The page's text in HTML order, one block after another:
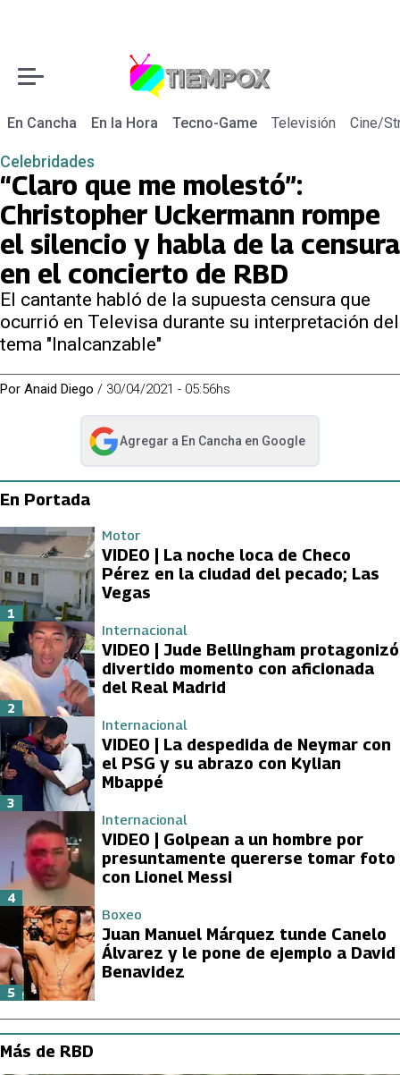
En Cancha En la Hora Tecno-Game Televisión Cine/
Celebridades
“Claro que me molestó”:
Christopher Uckermann rompe
el silencio y habla de la censura
en el concierto de RBD
El cantante habló de la supuesta censura que
ocurrió en Televisa durante su interpretación del
tema "Inalcanzable"
Por Anaid Diego / 30/04/2021 - 05:56hs
Agregar a En Cancha en Google
abre en nueva pestaña
En Portada
Motor
VIDEO | La noche loca de Checo
Pérez en la ciudad del pecado; Las
Vegas
1
Internacional
VIDEO | Jude Bellingham protagonizó
divertido momento con aficionada
del Real Madrid
2
Internacional
VIDEO | La despedida de Neymar con
el PSG y su abrazo con Kylian
Mbappé
3
Internacional
VIDEO | Golpean a un hombre por
presuntamente quererse tomar foto
con Lionel Messi
4
Boxeo
Juan Manuel Márquez tunde Canelo
Álvarez y le pone de ejemplo a David
Benavidez
5
Más de RBD